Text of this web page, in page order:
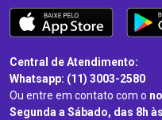
Central de Atendimento:
Whatsapp: (11) 3003-2580
Ou entre em contato com o
Segunda a Sábado, das 8h